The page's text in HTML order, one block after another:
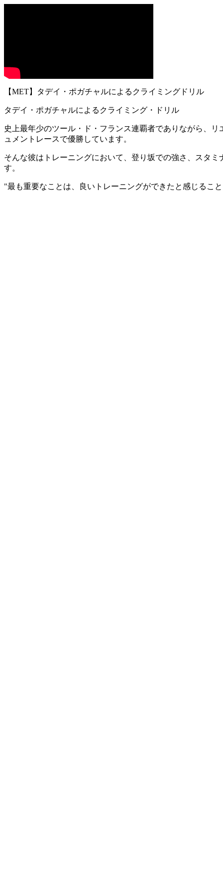
【MET】タデイ・ポガチャルによるクライミングドリル
タデイ・ポガチャルによるクライミング・ドリル
史上最年少のツール・ド・フランス連覇者でありながら、
ュメントレースで優勝しています。
そんな彼はトレーニングにおいて、登り坂での強さ、スタ
す。
"最も重要なことは、良いトレーニングができたと感じるこ